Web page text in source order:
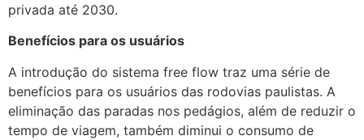
privada até 2030.
Benefícios para os usuários
A introdução do sistema free flow traz uma série de
benefícios para os usuários das rodovias paulistas. A
eliminação das paradas nos pedágios, além de reduzir o
tempo de viagem, também diminui o consumo de